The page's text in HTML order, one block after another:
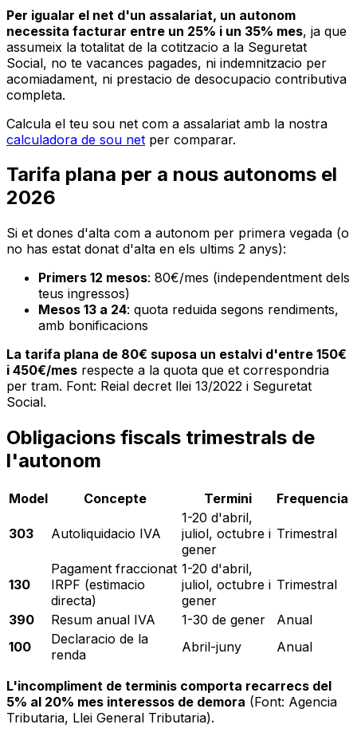
Per igualar el net d'un assalariat, un autonom
necessita facturar entre un 25% i un 35% mes, ja que
assumeix la totalitat de la cotitzacio a la Seguretat
Social, no te vacances pagades, ni indemnitzacio per
acomiadament, ni prestacio de desocupacio contributiva
completa.
Calcula el teu sou net com a assalariat amb la nostra
calculadora de sou net per comparar.
Tarifa plana per a nous autonoms el
2026
Si et dones d'alta com a autonom per primera vegada (o
no has estat donat d'alta en els ultims 2 anys):
Primers 12 mesos: 80€/mes (independentment dels
teus ingressos)
Mesos 13 a 24: quota reduida segons rendiments,
amb bonificacions
La tarifa plana de 80€ suposa un estalvi d'entre 150€
i 450€/mes respecte a la quota que et correspondria
per tram. Font: Reial decret llei 13/2022 i Seguretat
Social.
Obligacions fiscals trimestrals de
l'autonom
Model Concepte Termini Frequencia
303 Autoliquidacio IVA
1-20 d'abril,
juliol, octubre i
gener
Trimestral
130
Pagament fraccionat
IRPF (estimacio
directa)
1-20 d'abril,
juliol, octubre i
gener
Trimestral
390 Resum anual IVA 1-30 de gener
Anual
100
Declaracio de la
renda
Abril-juny Anual
L'incompliment de terminis comporta recarrecs del
5% al 20% mes interessos de demora (Font: Agencia
Tributaria, Llei General Tributaria).